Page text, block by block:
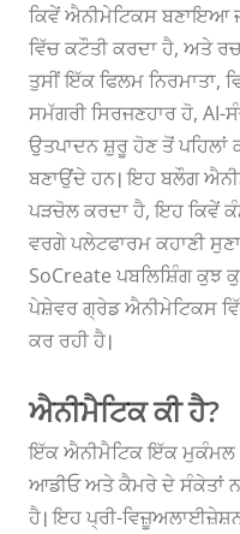
ਕਿਵੇਂ ਐਨੀਮੇਟਿਕਸ ਬਣਾਇਆ
ਵਿੱਚ ਕਟੌਤੀ ਕਰਦਾ ਹੈ, ਅਤੇ
ਤੁਸੀਂ ਇੱਕ ਫਿਲਮ ਨਿਰਮਾਤਾ,
ਸਮੱਗਰੀ ਸਿਰਜਣਹਾਰ ਹੋ, AI-
ਉਤਪਾਦਨ ਸ਼ੁਰੂ ਹੋਣ ਤੋਂ ਪਹਿਲਾਂ
ਬਣਾਉਂਦੇ ਹਨ। ਇਹ ਬਲੌਗ
ਪੜਚੋਲ ਕਰਦਾ ਹੈ, ਇਹ ਕਿਵੇਂ
ਵਰਗੇ ਪਲੇਟਫਾਰਮ ਕਹਾਣੀ
SoCreate ਪਬਲਿਸ਼ਿੰਗ ਕੁਝ
ਪੇਸ਼ੇਵਰ ਗ੍ਰੇਡ ਐਨੀਮੇਟਿਕਸ
ਕਰ ਰਹੀ ਹੈ।
ਐਨੀਮੈਟਿਕ ਕੀ ਹੈ?
ਇੱਕ ਐਨੀਮੈਟਿਕ ਇੱਕ ਮੁਕੰਮਲ
ਆਡੀਓ ਅਤੇ ਕੈਮਰੇ ਦੇ ਸੰਕੇਤਾਂ
ਹੈ। ਇਹ ਪ੍ਰੀ-